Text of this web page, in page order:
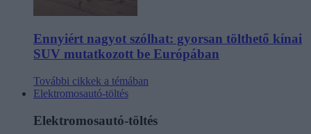
Ennyiért nagyot szólhat: gyorsan tölthető kínai
SUV mutatkozott be Európában
További cikkek a témában
Elektromosautó-töltés
Elektromosautó-töltés